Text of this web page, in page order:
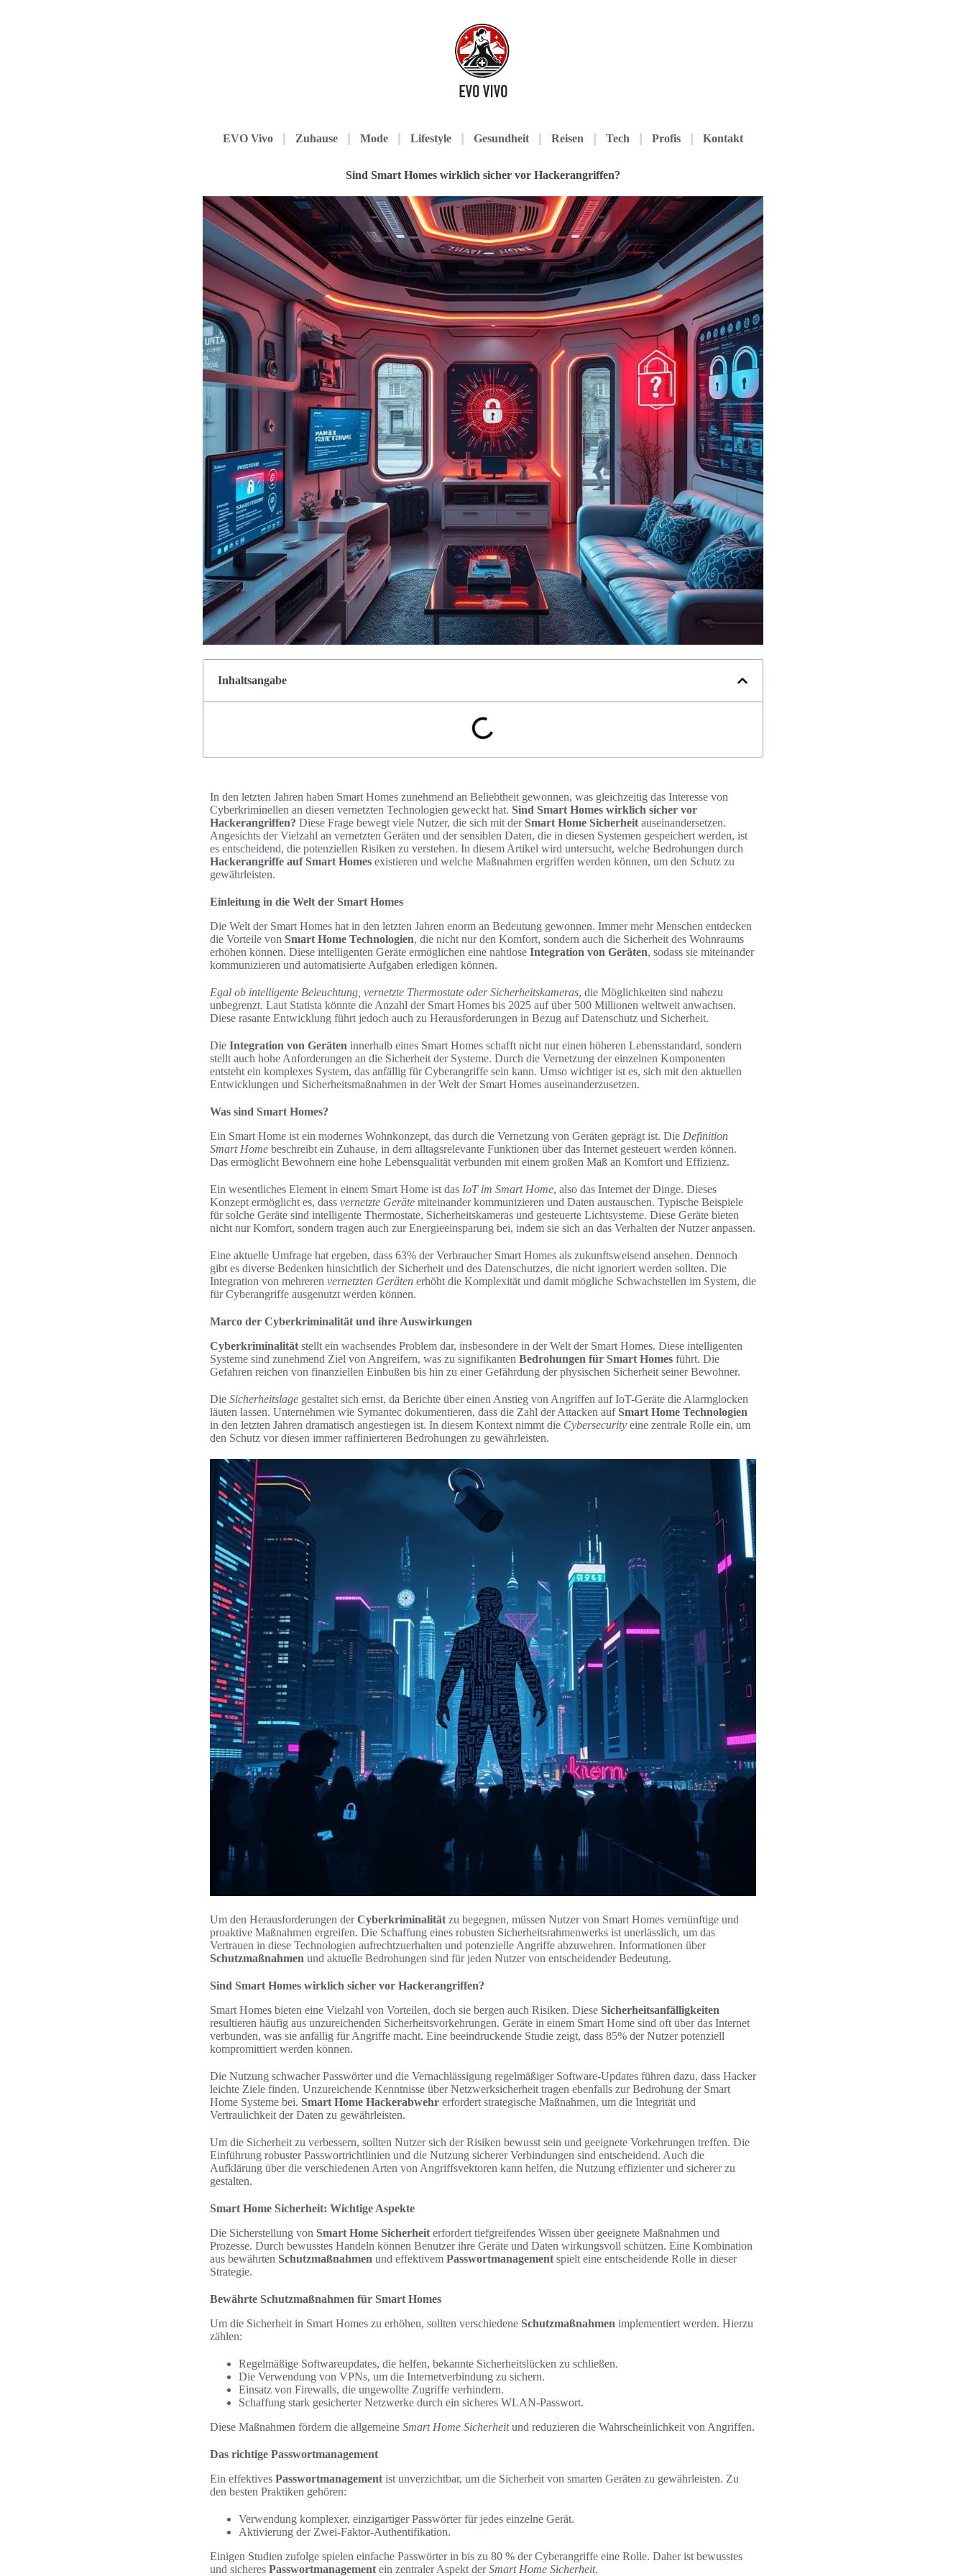
EVO Vivo Zuhause Mode Lifestyle Gesundheit Reisen Tech Profis Kontakt
Sind Smart Homes wirklich sicher vor Hackerangriffen?
Inhaltsangabe
In den letzten Jahren haben Smart Homes zunehmend an Beliebtheit gewonnen, was gleichzeitig das Interesse von
Cyberkriminellen an diesen vernetzten Technologien geweckt hat. Sind Smart Homes wirklich sicher vor
Hackerangriffen? Diese Frage bewegt viele Nutzer, die sich mit derSmart Home Sicherheit auseinandersetzen.
Angesichts der Vielzahl an vernetzten Geräten und der sensiblen Daten, die in diesen Systemen gespeichert werden, ist
es entscheidend, die potenziellen Risiken zu verstehen. In diesem Artikel wird untersucht, welche Bedrohungen durch
Hackerangriffe auf Smart Homes existieren und welche Maßnahmen ergriffen werden können, um den Schutz zu
gewährleisten.
Einleitung in die Welt der Smart Homes
Die Welt der Smart Homes hat in den letzten Jahren enorm an Bedeutung gewonnen. Immer mehr Menschen entdecken
die Vorteile von Smart Home Technologien, die nicht nur den Komfort, sondern auch die Sicherheit des Wohnraums
erhöhen können. Diese intelligenten Geräte ermöglichen eine nahtlose Integration von Geräten, sodass sie miteinander
kommunizieren und automatisierte Aufgaben erledigen können.
Egal ob intelligente Beleuchtung, vernetzte Thermostate oder Sicherheitskameras, die Möglichkeiten sind nahezu
unbegrenzt. Laut Statista könnte die Anzahl der Smart Homes bis 2025 auf über 500 Millionen weltweit anwachsen.
Diese rasante Entwicklung führt jedoch auch zu Herausforderungen in Bezug auf Datenschutz und Sicherheit.
Die Integration von Geräten innerhalb eines Smart Homes schafft nicht nur einen höheren Lebensstandard, sondern
stellt auch hohe Anforderungen an die Sicherheit der Systeme. Durch die Vernetzung der einzelnen Komponenten
entsteht ein komplexes System, das anfällig für Cyberangriffe sein kann. Umso wichtiger ist es, sich mit den aktuellen
Entwicklungen und Sicherheitsmaßnahmen in der Welt der Smart Homes auseinanderzusetzen.
Was sind Smart Homes?
Ein Smart Home ist ein modernes Wohnkonzept, das durch die Vernetzung von Geräten geprägt ist. Die Definition
Smart Home beschreibt ein Zuhause, in dem alltagsrelevante Funktionen über das Internet gesteuert werden können.
Das ermöglicht Bewohnern eine hohe Lebensqualität verbunden mit einem großen Maß an Komfort und Effizienz.
Ein wesentliches Element in einem Smart Home ist das IoT im Smart Home, also das Internet der Dinge. Dieses
Konzept ermöglicht es, dass vernetzte Geräte miteinander kommunizieren und Daten austauschen. Typische Beispiele
für solche Geräte sind intelligente Thermostate, Sicherheitskameras und gesteuerte Lichtsysteme. Diese Geräte bieten
nicht nur Komfort, sondern tragen auch zur Energieeinsparung bei, indem sie sich an das Verhalten der Nutzer anpassen.
Eine aktuelle Umfrage hat ergeben, dass 63% der Verbraucher Smart Homes als zukunftsweisend ansehen. Dennoch
gibt es diverse Bedenken hinsichtlich der Sicherheit und des Datenschutzes, die nicht ignoriert werden sollten. Die
Integration von mehreren vernetzten Geräten erhöht die Komplexität und damit mögliche Schwachstellen im System, die
für Cyberangriffe ausgenutzt werden können.
Marco der Cyberkriminalität und ihre Auswirkungen
Cyberkriminalität stellt ein wachsendes Problem dar, insbesondere in der Welt der Smart Homes. Diese intelligenten
Systeme sind zunehmend Ziel von Angreifern, was zu signifikanten Bedrohungen für Smart Homes führt. Die
Gefahren reichen von finanziellen Einbußen bis hin zu einer Gefährdung der physischen Sicherheit seiner Bewohner.
Die Sicherheitslage gestaltet sich ernst, da Berichte über einen Anstieg von Angriffen auf IoT-Geräte die Alarmglocken
läuten lassen. Unternehmen wie Symantec dokumentieren, dass die Zahl der Attacken aufSmart Home Technologien
in den letzten Jahren dramatisch angestiegen ist. In diesem Kontext nimmt die Cybersecurity eine zentrale Rolle ein, um
den Schutz vor diesen immer raffinierteren Bedrohungen zu gewährleisten.
Um den Herausforderungen derCyberkriminalität zu begegnen, müssen Nutzer von Smart Homes vernünftige und
proaktive Maßnahmen ergreifen. Die Schaffung eines robusten Sicherheitsrahmenwerks ist unerlässlich, um das
Vertrauen in diese Technologien aufrechtzuerhalten und potenzielle Angriffe abzuwehren. Informationen über
Schutzmaßnahmen und aktuelle Bedrohungen sind für jeden Nutzer von entscheidender Bedeutung.
Sind Smart Homes wirklich sicher vor Hackerangriffen?
Smart Homes bieten eine Vielzahl von Vorteilen, doch sie bergen auch Risiken. Diese Sicherheitsanfälligkeiten
resultieren häufig aus unzureichenden Sicherheitsvorkehrungen. Geräte in einem Smart Home sind oft über das Internet
verbunden, was sie anfällig für Angriffe macht. Eine beeindruckende Studie zeigt, dass 85% der Nutzer potenziell
kompromittiert werden können.
Die Nutzung schwacher Passwörter und die Vernachlässigung regelmäßiger Software-Updates führen dazu, dass Hacker
leichte Ziele finden. Unzureichende Kenntnisse über Netzwerksicherheit tragen ebenfalls zur Bedrohung der Smart
Home Systeme bei. Smart Home Hackerabwehr erfordert strategische Maßnahmen, um die Integrität und
Vertraulichkeit der Daten zu gewährleisten.
Um die Sicherheit zu verbessern, sollten Nutzer sich der Risiken bewusst sein und geeignete Vorkehrungen treffen. Die
Einführung robuster Passwortrichtlinien und die Nutzung sicherer Verbindungen sind entscheidend. Auch die
Aufklärung über die verschiedenen Arten von Angriffsvektoren kann helfen, die Nutzung effizienter und sicherer zu
gestalten.
Smart Home Sicherheit: Wichtige Aspekte
Die Sicherstellung von Smart Home Sicherheit erfordert tiefgreifendes Wissen über geeignete Maßnahmen und
Prozesse. Durch bewusstes Handeln können Benutzer ihre Geräte und Daten wirkungsvoll schützen. Eine Kombination
aus bewährten Schutzmaßnahmen und effektivem Passwortmanagement spielt eine entscheidende Rolle in dieser
Strategie.
Bewährte Schutzmaßnahmen für Smart Homes
Um die Sicherheit in Smart Homes zu erhöhen, sollten verschiedene Schutzmaßnahmen implementiert werden. Hierzu
zählen:
Regelmäßige Softwareupdates, die helfen, bekannte Sicherheitslücken zu schließen.
Die Verwendung von VPNs, um die Internetverbindung zu sichern.
Einsatz von Firewalls, die ungewollte Zugriffe verhindern.
Schaffung stark gesicherter Netzwerke durch ein sicheres WLAN-Passwort.
Diese Maßnahmen fördern die allgemeine Smart Home Sicherheitund reduzieren die Wahrscheinlichkeit von Angriffen.
Das richtige Passwortmanagement
Ein effektives Passwortmanagement ist unverzichtbar, um die Sicherheit von smarten Geräten zu gewährleisten. Zu
den besten Praktiken gehören:
Verwendung komplexer, einzigartiger Passwörter für jedes einzelne Gerät.
Aktivierung der Zwei-Faktor-Authentifikation.
Einigen Studien zufolge spielen einfache Passwörter in bis zu 80 % der Cyberangriffe eine Rolle. Daher ist bewusstes
und sicheres Passwortmanagement ein zentraler Aspekt derSmart Home Sicherheit.